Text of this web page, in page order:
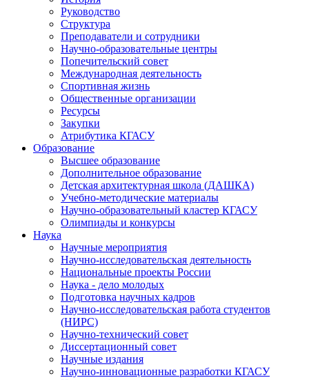
Руководство
Структура
Преподаватели и сотрудники
Научно-образовательные центры
Попечительский совет
Международная деятельность
Спортивная жизнь
Общественные организации
Ресурсы
Закупки
Атрибутика КГАСУ
Образование
Высшее образование
Дополнительное образование
Детская архитектурная школа (ДАШКА)
Учебно-методические материалы
Научно-образовательный кластер КГАСУ
Олимпиады и конкурсы
Наука
Научные мероприятия
Научно-исследовательская деятельность
Национальные проекты России
Наука - дело молодых
Подготовка научных кадров
Научно-исследовательская работа студентов
(НИРС)
Научно-технический совет
Диссертационный совет
Научные издания
Научно-инновационные разработки КГАСУ